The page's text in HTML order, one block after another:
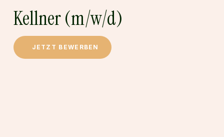
Kellner
(m/w/d)
Kellner (m/w/d)